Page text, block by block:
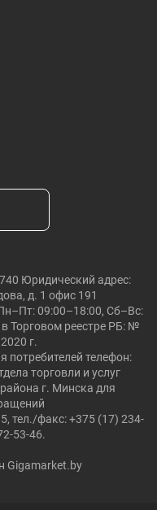
Юридический адрес:
д. 1 офис 191
09:00–18:00, Сб–Вс:
Торговом реестре РБ: №
г.
потребителей телефон:
торговли и услуг
г. Минска для
тел./факс: +375 (17) 234-
53-46.
Gigamarket.by